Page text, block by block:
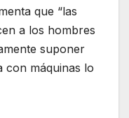
que “las
a los hombres
suponer
con máquinas lo